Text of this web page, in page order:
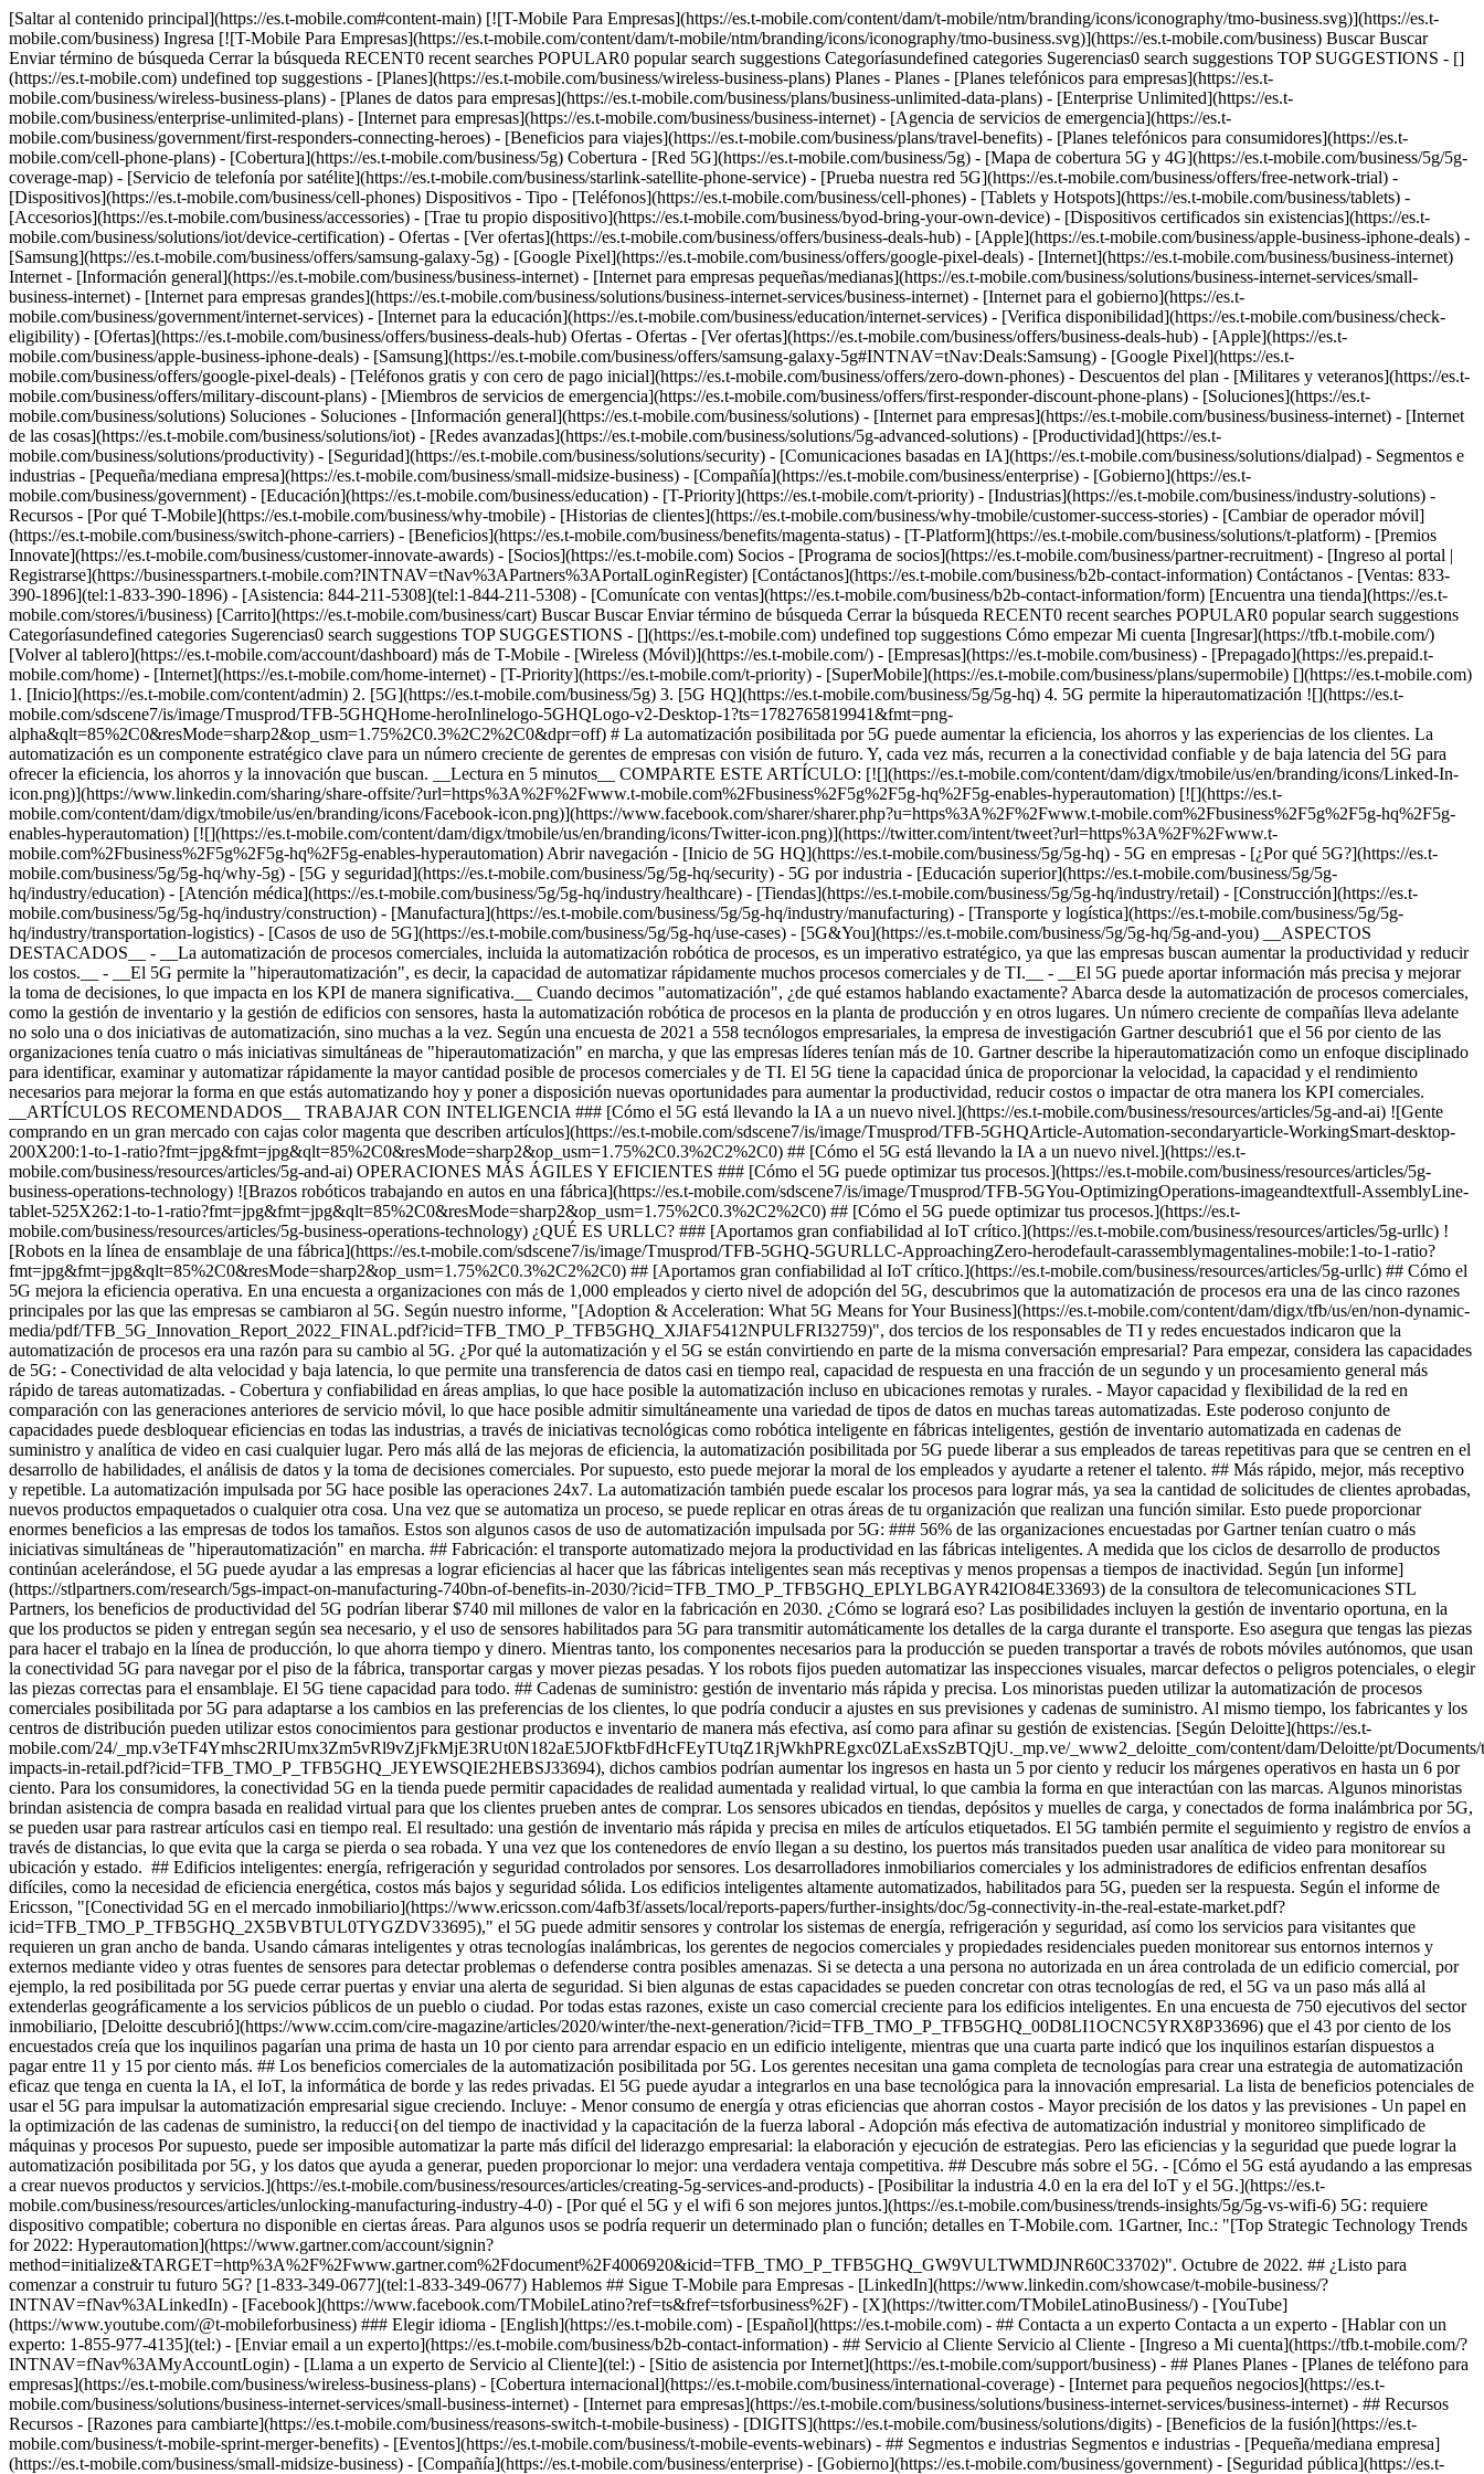
[Saltar al contenido principal](https://es.t-mobile.com#content-main) [![T-Mobile Para Empresas](https://es.t-mobile.com/content/dam/t-mobile/ntm/branding/icons/iconography/tmo-business.svg)](https://es.t-
mobile.com/business) Ingresa [![T-Mobile Para Empresas](https://es.t-mobile.com/content/dam/t-mobile/ntm/branding/icons/iconography/tmo-business.svg)](https://es.t-mobile.com/business) Buscar Buscar
Enviar término de búsqueda Cerrar la búsqueda RECENT0 recent searches POPULAR0 popular search suggestions Categoríasundefined categories Sugerencias0 search suggestions TOP SUGGESTIONS - []
(https://es.t-mobile.com) undefined top suggestions - [Planes](https://es.t-mobile.com/business/wireless-business-plans) Planes - Planes - [Planes telefónicos para empresas](https://es.t-
mobile.com/business/wireless-business-plans) - [Planes de datos para empresas](https://es.t-mobile.com/business/plans/business-unlimited-data-plans) - [Enterprise Unlimited](https://es.t-
mobile.com/business/enterprise-unlimited-plans) - [Internet para empresas](https://es.t-mobile.com/business/business-internet) - [Agencia de servicios de emergencia](https://es.t-
mobile.com/business/government/first-responders-connecting-heroes) - [Beneficios para viajes](https://es.t-mobile.com/business/plans/travel-benefits) - [Planes telefónicos para consumidores](https://es.t-
mobile.com/cell-phone-plans) - [Cobertura](https://es.t-mobile.com/business/5g) Cobertura - [Red 5G](https://es.t-mobile.com/business/5g) - [Mapa de cobertura 5G y 4G](https://es.t-mobile.com/business/5g/5g-
coverage-map) - [Servicio de telefonía por satélite](https://es.t-mobile.com/business/starlink-satellite-phone-service) - [Prueba nuestra red 5G](https://es.t-mobile.com/business/offers/free-network-trial) -
[Dispositivos](https://es.t-mobile.com/business/cell-phones) Dispositivos - Tipo - [Teléfonos](https://es.t-mobile.com/business/cell-phones) - [Tablets y Hotspots](https://es.t-mobile.com/business/tablets) -
[Accesorios](https://es.t-mobile.com/business/accessories) - [Trae tu propio dispositivo](https://es.t-mobile.com/business/byod-bring-your-own-device) - [Dispositivos certificados sin existencias](https://es.t-
mobile.com/business/solutions/iot/device-certification) - Ofertas - [Ver ofertas](https://es.t-mobile.com/business/offers/business-deals-hub) - [Apple](https://es.t-mobile.com/business/apple-business-iphone-deals) -
[Samsung](https://es.t-mobile.com/business/offers/samsung-galaxy-5g) - [Google Pixel](https://es.t-mobile.com/business/offers/google-pixel-deals) - [Internet](https://es.t-mobile.com/business/business-internet)
Internet - [Información general](https://es.t-mobile.com/business/business-internet) - [Internet para empresas pequeñas/medianas](https://es.t-mobile.com/business/solutions/business-internet-services/small-
business-internet) - [Internet para empresas grandes](https://es.t-mobile.com/business/solutions/business-internet-services/business-internet) - [Internet para el gobierno](https://es.t-
mobile.com/business/government/internet-services) - [Internet para la educación](https://es.t-mobile.com/business/education/internet-services) - [Verifica disponibilidad](https://es.t-mobile.com/business/check-
eligibility) - [Ofertas](https://es.t-mobile.com/business/offers/business-deals-hub) Ofertas - Ofertas - [Ver ofertas](https://es.t-mobile.com/business/offers/business-deals-hub) - [Apple](https://es.t-
mobile.com/business/apple-business-iphone-deals) - [Samsung](https://es.t-mobile.com/business/offers/samsung-galaxy-5g#INTNAV=tNav:Deals:Samsung) - [Google Pixel](https://es.t-
mobile.com/business/offers/google-pixel-deals) - [Teléfonos gratis y con cero de pago inicial](https://es.t-mobile.com/business/offers/zero-down-phones) - Descuentos del plan - [Militares y veteranos](https://es.t-
mobile.com/business/offers/military-discount-plans) - [Miembros de servicios de emergencia](https://es.t-mobile.com/business/offers/first-responder-discount-phone-plans) - [Soluciones](https://es.t-
mobile.com/business/solutions) Soluciones - Soluciones - [Información general](https://es.t-mobile.com/business/solutions) - [Internet para empresas](https://es.t-mobile.com/business/business-internet) - [Internet
de las cosas](https://es.t-mobile.com/business/solutions/iot) - [Redes avanzadas](https://es.t-mobile.com/business/solutions/5g-advanced-solutions) - [Productividad](https://es.t-
mobile.com/business/solutions/productivity) - [Seguridad](https://es.t-mobile.com/business/solutions/security) - [Comunicaciones basadas en IA](https://es.t-mobile.com/business/solutions/dialpad) - Segmentos e
industrias - [Pequeña/mediana empresa](https://es.t-mobile.com/business/small-midsize-business) - [Compañía](https://es.t-mobile.com/business/enterprise) - [Gobierno](https://es.t-
mobile.com/business/government) - [Educación](https://es.t-mobile.com/business/education) - [T-Priority](https://es.t-mobile.com/t-priority) - [Industrias](https://es.t-mobile.com/business/industry-solutions) -
Recursos - [Por qué T-Mobile](https://es.t-mobile.com/business/why-tmobile) - [Historias de clientes](https://es.t-mobile.com/business/why-tmobile/customer-success-stories) - [Cambiar de operador móvil]
(https://es.t-mobile.com/business/switch-phone-carriers) - [Beneficios](https://es.t-mobile.com/business/benefits/magenta-status) - [T-Platform](https://es.t-mobile.com/business/solutions/t-platform) - [Premios
Innovate](https://es.t-mobile.com/business/customer-innovate-awards) - [Socios](https://es.t-mobile.com) Socios - [Programa de socios](https://es.t-mobile.com/business/partner-recruitment) - [Ingreso al portal |
Registrarse](https://businesspartners.t-mobile.com?INTNAV=tNav%3APartners%3APortalLoginRegister) [Contáctanos](https://es.t-mobile.com/business/b2b-contact-information) Contáctanos - [Ventas: 833-
390-1896](tel:1-833-390-1896) - [Asistencia: 844-211-5308](tel:1-844-211-5308) - [Comunícate con ventas](https://es.t-mobile.com/business/b2b-contact-information/form) [Encuentra una tienda](https://es.t-
mobile.com/stores/i/business) [Carrito](https://es.t-mobile.com/business/cart) Buscar Buscar Enviar término de búsqueda Cerrar la búsqueda RECENT0 recent searches POPULAR0 popular search suggestions
Categoríasundefined categories Sugerencias0 search suggestions TOP SUGGESTIONS - [](https://es.t-mobile.com) undefined top suggestions Cómo empezar Mi cuenta [Ingresar](https://tfb.t-mobile.com/)
[Volver al tablero](https://es.t-mobile.com/account/dashboard) más de T-Mobile - [Wireless (Móvil)](https://es.t-mobile.com/) - [Empresas](https://es.t-mobile.com/business) - [Prepagado](https://es.prepaid.t-
mobile.com/home) - [Internet](https://es.t-mobile.com/home-internet) - [T-Priority](https://es.t-mobile.com/t-priority) - [SuperMobile](https://es.t-mobile.com/business/plans/supermobile) [](https://es.t-mobile.com) 1. [Inicio](https://es.t-mobile.com/content/admin) 2. [5G](https://es.t-mobile.com/business/5g) 3. [5G HQ](https://es.t-mobile.com/business/5g/5g-hq) 4. 5G permite la hiperautomatización ![](https://es.t-mobile.com/sdscene7/is/image/Tmusprod/TFB-5GHQHome-heroInlinelogo-5GHQLogo-v2-Desktop-1?ts=1782765819941&fmt=png-alpha&qlt=85%2C0&resMode=sharp2&op_usm=1.75%2C0.3%2C2%2C0&dpr=off) # La automatización posibilitada por 5G puede aumentar la eficiencia, los ahorros y las experiencias de los clientes. La automatización es un componente estratégico clave para un número creciente de gerentes de empresas con visión de futuro. Y, cada vez más, recurren a la conectividad confiable y de baja latencia del 5G para ofrecer la eficiencia, los ahorros y la innovación que buscan. __Lectura en 5 minutos__ COMPARTE ESTE ARTÍCULO: [![](https://es.t-mobile.com/content/dam/digx/tmobile/us/en/branding/icons/Linked-In-icon.png)](https://www.linkedin.com/sharing/share-offsite/?url=https%3A%2F%2Fwww.t-mobile.com%2Fbusiness%2F5g%2F5g-hq%2F5g-enables-hyperautomation) [![](https://es.t-mobile.com/content/dam/digx/tmobile/us/en/branding/icons/Facebook-icon.png)](https://www.facebook.com/sharer/sharer.php?u=https%3A%2F%2Fwww.t-mobile.com%2Fbusiness%2F5g%2F5g-hq%2F5g-enables-hyperautomation) [![](https://es.t-mobile.com/content/dam/digx/tmobile/us/en/branding/icons/Twitter-icon.png)](https://twitter.com/intent/tweet?url=https%3A%2F%2Fwww.t-mobile.com%2Fbusiness%2F5g%2F5g-hq%2F5g-enables-hyperautomation) Abrir navegación - [Inicio de 5G HQ](https://es.t-mobile.com/business/5g/5g-hq) - 5G en empresas - [¿Por qué 5G?](https://es.t-mobile.com/business/5g/5g-hq/why-5g) - [5G y seguridad](https://es.t-mobile.com/business/5g/5g-hq/security) - 5G por industria - [Educación superior](https://es.t-mobile.com/business/5g/5g-hq/industry/education) - [Atención médica](https://es.t-mobile.com/business/5g/5g-hq/industry/healthcare) - [Tiendas](https://es.t-mobile.com/business/5g/5g-hq/industry/retail) - [Construcción](https://es.t-mobile.com/business/5g/5g-hq/industry/construction) - [Manufactura](https://es.t-mobile.com/business/5g/5g-hq/industry/manufacturing) - [Transporte y logística](https://es.t-mobile.com/business/5g/5g-hq/industry/transportation-logistics) - [Casos de uso de 5G](https://es.t-mobile.com/business/5g/5g-hq/use-cases) - [5G&You](https://es.t-mobile.com/business/5g/5g-hq/5g-and-you) __ASPECTOS DESTACADOS__ - __La automatización de procesos comerciales, incluida la automatización robótica de procesos, es un imperativo estratégico, ya que las empresas buscan aumentar la productividad y reducir los costos.__ - __El 5G permite la "hiperautomatización", es decir, la capacidad de automatizar rápidamente muchos procesos comerciales y de TI.__ - __El 5G puede aportar información más precisa y mejorar la toma de decisiones, lo que impacta en los KPI de manera significativa.__ Cuando decimos "automatización", ¿de qué estamos hablando exactamente? Abarca desde la automatización de procesos comerciales, como la gestión de inventario y la gestión de edificios con sensores, hasta la automatización robótica de procesos en la planta de producción y en otros lugares. Un número creciente de compañías lleva adelante no solo una o dos iniciativas de automatización, sino muchas a la vez. Según una encuesta de 2021 a 558 tecnólogos empresariales, la empresa de investigación Gartner descubrió1 que el 56 por ciento de las organizaciones tenía cuatro o más iniciativas simultáneas de "hiperautomatización" en marcha, y que las empresas líderes tenían más de 10. Gartner describe la hiperautomatización como un enfoque disciplinado para identificar, examinar y automatizar rápidamente la mayor cantidad posible de procesos comerciales y de TI. El 5G tiene la capacidad única de proporcionar la velocidad, la capacidad y el rendimiento necesarios para mejorar la forma en que estás automatizando hoy y poner a disposición nuevas oportunidades para aumentar la productividad, reducir costos o impactar de otra manera los KPI comerciales. __ARTÍCULOS RECOMENDADOS__ TRABAJAR CON INTELIGENCIA ### [Cómo el 5G está llevando la IA a un nuevo nivel.](https://es.t-mobile.com/business/resources/articles/5g-and-ai) ![Gente comprando en un gran mercado con cajas color magenta que describen artículos](https://es.t-mobile.com/sdscene7/is/image/Tmusprod/TFB-5GHQArticle-Automation-secondaryarticle-WorkingSmart-desktop-200X200:1-to-1-ratio?fmt=jpg&fmt=jpg&qlt=85%2C0&resMode=sharp2&op_usm=1.75%2C0.3%2C2%2C0) ## [Cómo el 5G está llevando la IA a un nuevo nivel.](https://es.t-mobile.com/business/resources/articles/5g-and-ai) OPERACIONES MÁS ÁGILES Y EFICIENTES ### [Cómo el 5G puede optimizar tus procesos.](https://es.t-mobile.com/business/resources/articles/5g-business-operations-technology) ![Brazos robóticos trabajando en autos en una fábrica](https://es.t-mobile.com/sdscene7/is/image/Tmusprod/TFB-5GYou-OptimizingOperations-imageandtextfull-AssemblyLine-tablet-525X262:1-to-1-ratio?fmt=jpg&fmt=jpg&qlt=85%2C0&resMode=sharp2&op_usm=1.75%2C0.3%2C2%2C0) ## [Cómo el 5G puede optimizar tus procesos.](https://es.t-mobile.com/business/resources/articles/5g-business-operations-technology) ¿QUÉ ES URLLC? ### [Aportamos gran confiabilidad al IoT crítico.](https://es.t-mobile.com/business/resources/articles/5g-urllc) ![Robots en la línea de ensamblaje de una fábrica](https://es.t-mobile.com/sdscene7/is/image/Tmusprod/TFB-5GHQ-5GURLLC-ApproachingZero-herodefault-carassemblymagentalines-mobile:1-to-1-ratio?fmt=jpg&fmt=jpg&qlt=85%2C0&resMode=sharp2&op_usm=1.75%2C0.3%2C2%2C0) ## [Aportamos gran confiabilidad al IoT crítico.](https://es.t-mobile.com/business/resources/articles/5g-urllc) ## Cómo el 5G mejora la eficiencia operativa. En una encuesta a organizaciones con más de 1,000 empleados y cierto nivel de adopción del 5G, descubrimos que la automatización de procesos era una de las cinco razones principales por las que las empresas se cambiaron al 5G. Según nuestro informe, "[Adoption & Acceleration: What 5G Means for Your Business](https://es.t-mobile.com/content/dam/digx/tfb/us/en/non-dynamic-media/pdf/TFB_5G_Innovation_Report_2022_FINAL.pdf?icid=TFB_TMO_P_TFB5GHQ_XJIAF5412NPULFRI32759)", dos tercios de los responsables de TI y redes encuestados indicaron que la automatización de procesos era una razón para su cambio al 5G. ¿Por qué la automatización y el 5G se están convirtiendo en parte de la misma conversación empresarial? Para empezar, considera las capacidades de 5G: - Conectividad de alta velocidad y baja latencia, lo que permite una transferencia de datos casi en tiempo real, capacidad de respuesta en una fracción de un segundo y un procesamiento general más rápido de tareas automatizadas. - Cobertura y confiabilidad en áreas amplias, lo que hace posible la automatización incluso en ubicaciones remotas y rurales. - Mayor capacidad y flexibilidad de la red en comparación con las generaciones anteriores de servicio móvil, lo que hace posible admitir simultáneamente una variedad de tipos de datos en muchas tareas automatizadas. Este poderoso conjunto de capacidades puede desbloquear eficiencias en todas las industrias, a través de iniciativas tecnológicas como robótica inteligente en fábricas inteligentes, gestión de inventario automatizada en cadenas de suministro y analítica de video en casi cualquier lugar. Pero más allá de las mejoras de eficiencia, la automatización posibilitada por 5G puede liberar a sus empleados de tareas repetitivas para que se centren en el desarrollo de habilidades, el análisis de datos y la toma de decisiones comerciales. Por supuesto, esto puede mejorar la moral de los empleados y ayudarte a retener el talento. ## Más rápido, mejor, más receptivo y repetible. La automatización impulsada por 5G hace posible las operaciones 24x7. La automatización también puede escalar los procesos para lograr más, ya sea la cantidad de solicitudes de clientes aprobadas, nuevos productos empaquetados o cualquier otra cosa. Una vez que se automatiza un proceso, se puede replicar en otras áreas de tu organización que realizan una función similar. Esto puede proporcionar enormes beneficios a las empresas de todos los tamaños. Estos son algunos casos de uso de automatización impulsada por 5G: ### 56% de las organizaciones encuestadas por Gartner tenían cuatro o más iniciativas simultáneas de "hiperautomatización" en marcha. ## Fabricación: el transporte automatizado mejora la productividad en las fábricas inteligentes. A medida que los ciclos de desarrollo de productos continúan acelerándose, el 5G puede ayudar a las empresas a lograr eficiencias al hacer que las fábricas inteligentes sean más receptivas y menos propensas a tiempos de inactividad. Según [un informe](https://stlpartners.com/research/5gs-impact-on-manufacturing-740bn-of-benefits-in-2030/?icid=TFB_TMO_P_TFB5GHQ_EPLYLBGAYR42IO84E33693) de la consultora de telecomunicaciones STL Partners, los beneficios de productividad del 5G podrían liberar $740 mil millones de valor en la fabricación en 2030. ¿Cómo se logrará eso? Las posibilidades incluyen la gestión de inventario oportuna, en la que los productos se piden y entregan según sea necesario, y el uso de sensores habilitados para 5G para transmitir automáticamente los detalles de la carga durante el transporte. Eso asegura que tengas las piezas para hacer el trabajo en la línea de producción, lo que ahorra tiempo y dinero. Mientras tanto, los componentes necesarios para la producción se pueden transportar a través de robots móviles autónomos, que usan la conectividad 5G para navegar por el piso de la fábrica, transportar cargas y mover piezas pesadas. Y los robots fijos pueden automatizar las inspecciones visuales, marcar defectos o peligros potenciales, o elegir las piezas correctas para el ensamblaje. El 5G tiene capacidad para todo. ## Cadenas de suministro: gestión de inventario más
- ## Contacta a un experto Contacta a un experto - [Hablar con un
experto: 1-855-977-4135](tel:) - [Enviar email a un experto](https://es.t-mobile.com/business/b2b-contact-information) - ## Servicio al Cliente Servicio al Cliente - [Ingreso a Mi cuenta](https://tfb.t-mobile.com/?
INTNAV=fNav%3AMyAccountLogin) - [Llama a un experto de Servicio al Cliente](tel:) - [Sitio de asistencia por Internet](https://es.t-mobile.com/support/business) - ## Planes Planes - [Planes de teléfono para
empresas](https://es.t-mobile.com/business/wireless-business-plans) - [Cobertura internacional](https://es.t-mobile.com/business/international-coverage) - [Internet para pequeños negocios](https://es.t-
mobile.com/business/solutions/business-internet-services/small-business-internet) - [Internet para empresas](https://es.t-mobile.com/business/solutions/business-internet-services/business-internet) - ## Recursos
Recursos - [Razones para cambiarte](https://es.t-mobile.com/business/reasons-switch-t-mobile-business) - [DIGITS](https://es.t-mobile.com/business/solutions/digits) - [Beneficios de la fusión](https://es.t-
mobile.com/business/t-mobile-sprint-merger-benefits) - [Eventos](https://es.t-mobile.com/business/t-mobile-events-webinars) - ## Segmentos e industrias Segmentos e industrias - [Pequeña/mediana empresa]
(https://es.t-mobile.com/business/small-midsize-business) - [Compañía](https://es.t-mobile.com/business/enterprise) - [Gobierno](https://es.t-mobile.com/business/government) - [Seguridad pública](https://es.t-